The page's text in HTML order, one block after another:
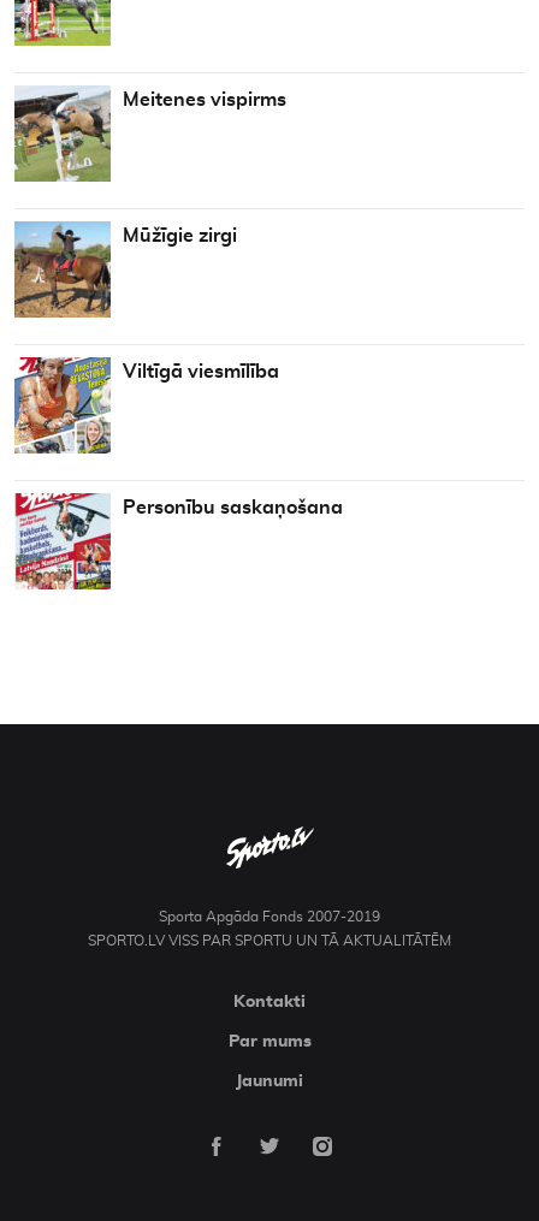
Meitenes vispirms
Mūžīgie zirgi
Viltīgā viesmīlība
Personību saskaņošana
Sporta Apgāda Fonds 2007-2019
SPORTO.LV VISS PAR SPORTU UN TĀ AKTUALITĀTĒM
Kontakti
Par mums
Jaunumi